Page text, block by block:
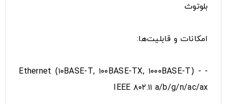
بلوتوث
امکانات و قابلیت‌ها:
- Ethernet (۱۰BASE-T, ۱۰۰BASE-TX, ۱۰۰۰BASE-T) -
IEEE ۸۰۲.۱۱ a/b/g/n/ac/ax